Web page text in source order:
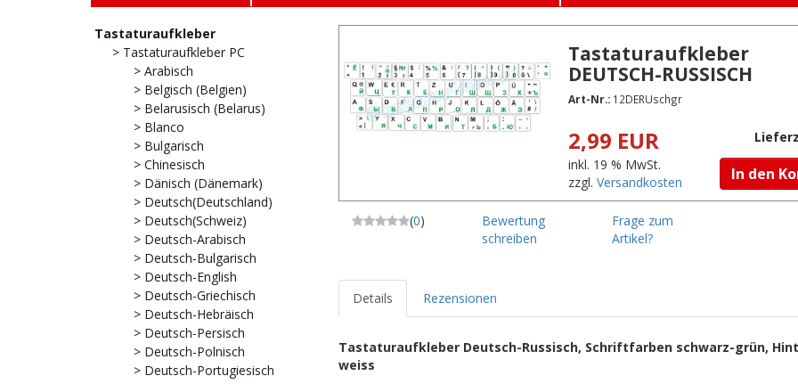
Tastaturaufkleber
> Tastaturaufkleber PC
> Arabisch
> Belgisch (Belgien)
> Belarusisch (Belarus)
> Blanco
> Bulgarisch
> Chinesisch
> Dänisch (Dänemark)
> Deutsch(Deutschland)
> Deutsch(Schweiz)
> Deutsch-Arabisch
> Deutsch-Bulgarisch
> Deutsch-English
> Deutsch-Griechisch
> Deutsch-Hebräisch
> Deutsch-Persisch
> Deutsch-Polnisch
> Deutsch-Portugiesisch
Tastaturaufkleber
DEUTSCH-RUSSISCH
Art-Nr.: 12DERUschgr
2,99 EUR
inkl. 19 % MwSt.
zzgl.Versandkosten In den
(0)
Bewertung
schreiben
Frage zum
Artikel?
Details Rezensionen
Tastaturaufkleber Deutsch-Russisch, Schriftfarben schwarz-grün,
weiss